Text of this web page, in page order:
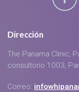
Dirección
The Panama Clinic,
consultorio 1003,
Correo: